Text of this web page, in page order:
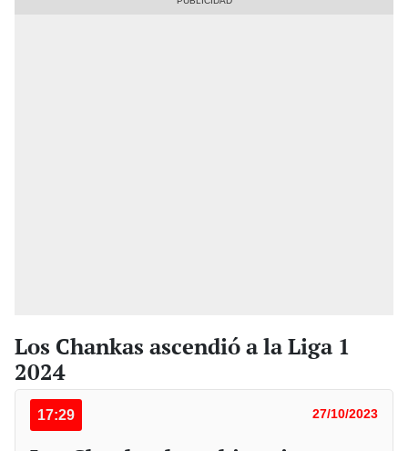
Los Chankas ascendió a la Liga 1
2024
17:29 27/10/2023